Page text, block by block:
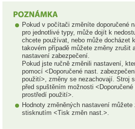
Pokud v počítači změníte doporučené
pro jednotlivé typy, může dojít k
chcete používat, nebo může docházet
takovém případě můžete změny zrušit
nastavení zabezpečení.
Pokud jste ručně změnili nastavení,
pomocí <Doporučené nast.
použití>, změny se nezachovají. Stroj
před spuštěním možnosti
prostředí použití>.
Hodnoty změněných nastavení můžete
stisknutím <Tisk změn nast.>.